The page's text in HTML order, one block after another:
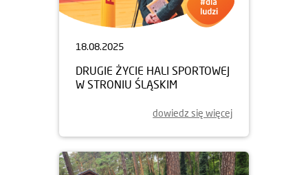
18.08.2025
DRUGIE ŻYCIE HALI SPORTOWEJ
W STRONIU ŚLĄSKIM
dowiedz się więcej